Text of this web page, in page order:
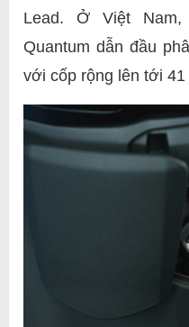
Lead. Ở Việt
Quantum dẫn đầu
với cốp rộng lên tới 41